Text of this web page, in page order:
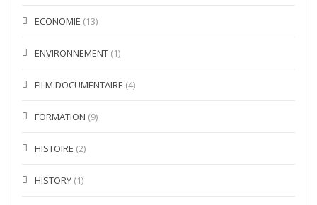
ECONOMIE (13)
ENVIRONNEMENT (1)
FILM DOCUMENTAIRE (4)
FORMATION (9)
HISTOIRE (2)
HISTORY (1)